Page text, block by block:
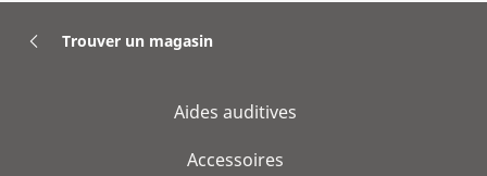
Trouver un magasin
Aides auditives
Accessoires